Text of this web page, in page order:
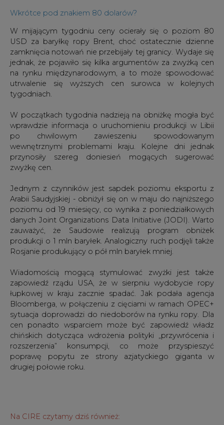
Wkrótce pod znakiem 80 dolarów?
W mijającym tygodniu ceny ocierały się o poziom 80
USD za baryłkę ropy Brent, choć ostatecznie dzienne
zamknięcia notowań nie przebijały tej granicy. Wydaje się
jednak, że pojawiło się kilka argumentów za zwyżką cen
na rynku międzynarodowym, a to może spowodować
utrwalenie się wyższych cen surowca w kolejnych
tygodniach.
W początkach tygodnia nadzieją na obniżkę mogła być
wprawdzie informacja o uruchomieniu produkcji w Libii
po chwilowym zawieszeniu spowodowanym
wewnętrznymi problemami kraju. Kolejne dni jednak
przynosiły szereg doniesień mogących sugerować
zwyżkę cen.
Jednym z czynników jest sapdek poziomu eksportu z
Arabii Saudyjskiej - obniżył się on w maju do najniższego
poziomu od 19 miesięcy, co wynika z poniedziałkowych
danych Joint Organizations Data Initiative (JODI). Warto
zauważyć, że Saudowie realizują program obniżek
produkcji o 1 mln baryłek. Analogiczny ruch podjęli także
Rosjanie produkujący o pół mln baryłek mniej.
Wiadomością mogącą stymulować zwyżki jest także
zapowiedź rządu USA, że w sierpniu wydobycie ropy
łupkowej w kraju zacznie spadać. Jak podała agencja
Bloomberga, w połączeniu z cięciami w ramach OPEC+
sytuacja doprowadzi do niedoborów na rynku ropy. Dla
cen ponadto wsparciem może być zapowiedź władz
chińskich dotycząca wdrożenia polityki „przywrócenia i
rozszerzenia” konsumpcji, co może przyspieszyć
poprawę popytu ze strony azjatyckiego giganta w
drugiej połowie roku.
Na CIRE czytamy dziś również: